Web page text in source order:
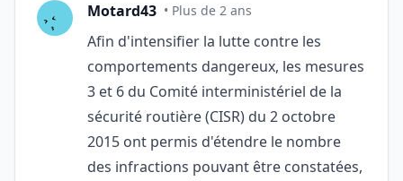
Motard43 • Plus de 2 ans
Afin d'intensifier la lutte contre les
comportements dangereux, les mesures
3 et 6 du Comité interministériel de la
sécurité routière (CISR) du 2 octobre
2015 ont permis d'étendre le nombre
des infractions pouvant être constatées,